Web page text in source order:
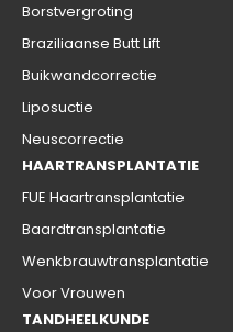
Borstvergroting
Braziliaanse Butt Lift
Buikwandcorrectie
Liposuctie
Neuscorrectie
HAARTRANSPLANTATIE
FUE Haartransplantatie
Baardtransplantatie
Wenkbrauwtransplantatie
Voor Vrouwen
TANDHEELKUNDE